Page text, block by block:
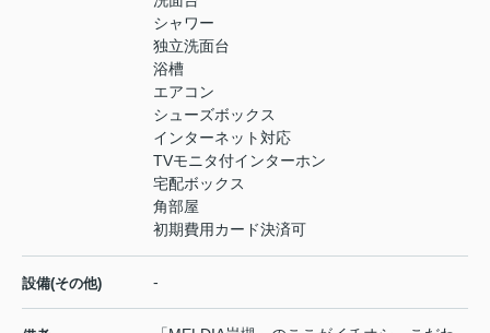
シャワー
独立洗面台
浴槽
エアコン
シューズボックス
インターネット対応
TVモニタ付インターホン
宅配ボックス
角部屋
初期費用カード決済可
設備(その他) -